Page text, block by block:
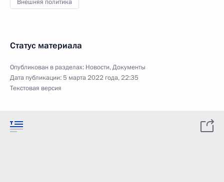
Внешняя политика
Статус материала
Опубликован в разделах: Новости,Документы
Дата публикации:5 марта 2022 года, 22:35
Текстовая версия